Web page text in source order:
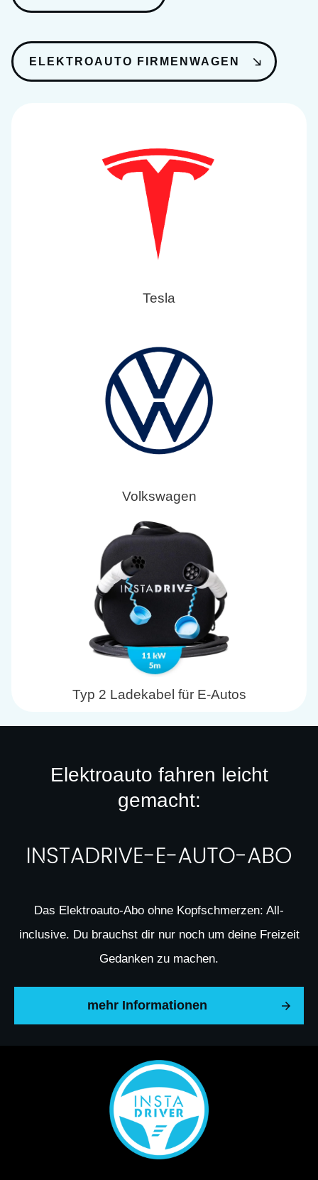
ELEKTROAUTO FIRMENWAGEN
Tesla
Volkswagen
Typ 2 Ladekabel für E-Autos
Elektroauto fahren leicht
gemacht:
Das Elektroauto-Abo ohne Kopfschmerzen: All-
inclusive. Du brauchst dir nur noch um deine Freizeit
Gedanken zu machen.
mehr Informationen